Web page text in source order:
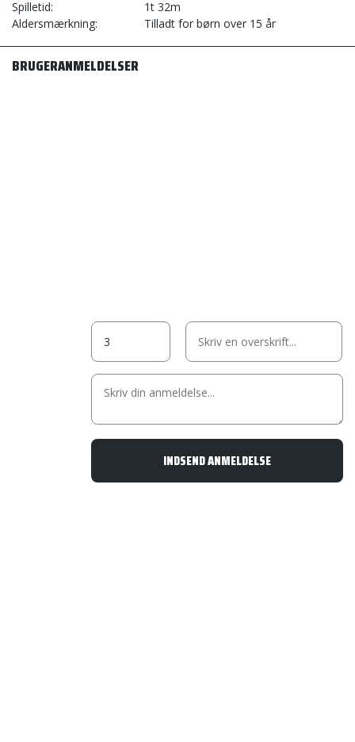
Spilletid
1t 32m
Aldersmærkning
Tilladt for børn over 15 år
BRUGERANMELDELSER